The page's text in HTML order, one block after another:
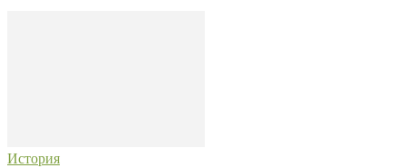
История